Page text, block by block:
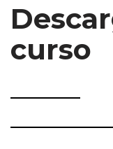
curso